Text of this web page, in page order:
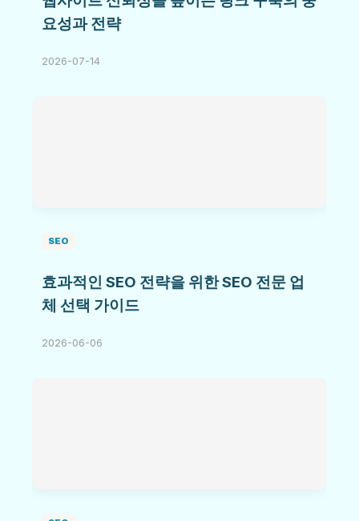
요성과 전략
2026-07-14
SEO
효과적인 SEO 전략을 위한 SEO 전문 업
체 선택 가이드
2026-06-06